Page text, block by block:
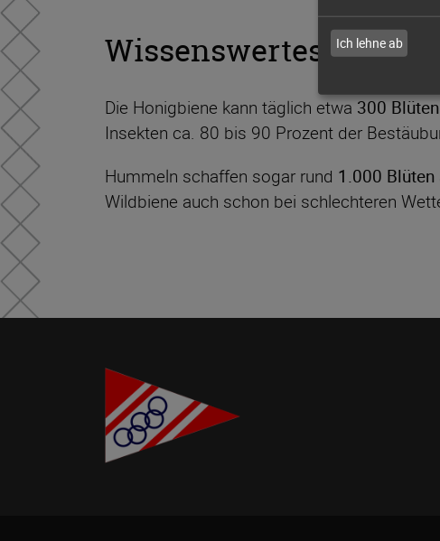
Wissenswertes
Die Honigbiene kann täglich etwa 300 Blüten
Insekten ca. 80 bis 90 Prozent der
Hummeln schaffen sogar rund 1.000 Blüten
Wildbiene auch schon bei schlechteren
Ich lehne ab